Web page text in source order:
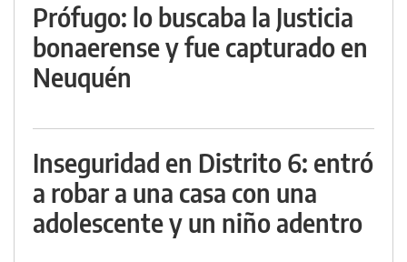
Prófugo: lo buscaba la Justicia
bonaerense y fue capturado en
Neuquén
Inseguridad en Distrito 6: entró
a robar a una casa con una
adolescente y un niño adentro